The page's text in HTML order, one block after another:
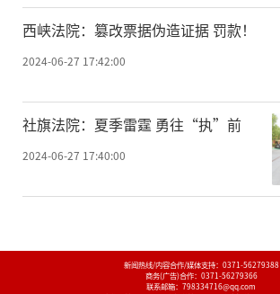
西峡法院：篡改票据伪造证据 罚款！
2024-06-27 17:42:00
社旗法院：夏季雷霆 勇往“执”前
2024-06-27 17:40:00
新闻热线/内容合作/媒体支持： 0371-56279388
商务(广告)合作： 0371-56279366
联系邮箱：798334716@qq.com